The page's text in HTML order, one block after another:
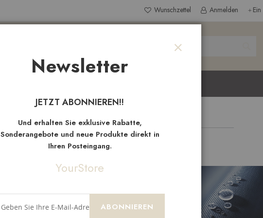
Wunschzettel Anmelden
NeueArtikel
Newsletter
JETZT ABONNIEREN!!
Und erhalten Sie exklusive Rabatte,
Sonderangebote und neue Produkte direkt in
Ihren Posteingang.
YourStore
ABONNIEREN